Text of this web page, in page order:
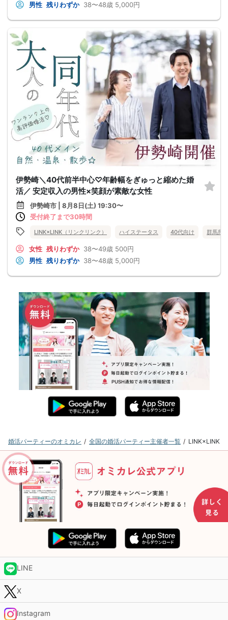
男性 残りわずか 38〜48歳 5,000円
伊勢崎＼40代前半中心♡年齢幅をぎゅっと縮めた婚
活／ 安定収入の男性×笑顔が素敵な女性
伊勢崎市 | 8月8日(土) 19:30〜
受付終了まで30時間
LINK×LINK（リンクリンク） ハイステータス 40代向け 群馬県
女性 残りわずか 38〜49歳 500円
男性 残りわずか 38〜48歳 5,000円
婚活パーティーのオミカレ 全国の婚活パーティー主催者一覧 LINK×LINK（
LINE
X
Instagram